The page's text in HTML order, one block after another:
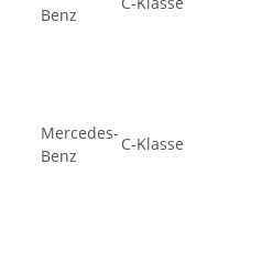
Benz
Mercedes-
Benz
C-Klasse